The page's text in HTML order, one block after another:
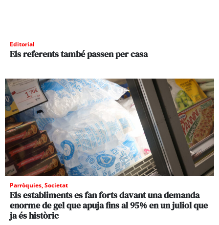
Editorial
Els referents també passen per casa
Parròquies,Societat
Els establiments es fan forts davant una demanda
enorme de gel que apuja fins al 95% en un juliol que
ja és històric